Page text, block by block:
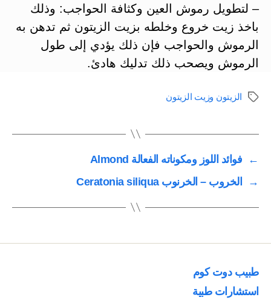
– لتطويل رموش العين وكثافة الحواجب: وذلك
باخذ زيت خروع وخلطه بزيت الزيتون ثم تدهن به
الرموش والحواجب فإن ذلك يؤدي إلى طول
الرموش ويصحب ذلك تدليك هادئ.
الوسومالزيتون وزيت الزيتون
←
فوائد اللوز ومكوناته الفعالة Almond
→
الخروب – الخرنوب Ceratonia siliqua
طبيب دوت كوم
استشارات طبية